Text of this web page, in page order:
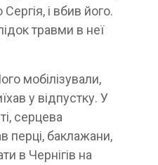
і вбив його.
травми в неї
мобілізували,
у відпустку. У
серцева
перці, баклажани,
в Чернігів на